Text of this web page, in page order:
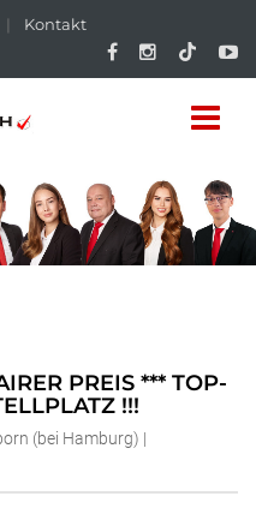
| Kontakt
PREIS *** TOP-
!!!
(bei Hamburg) |